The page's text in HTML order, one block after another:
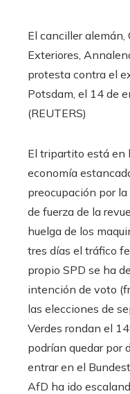
El canciller
Exteriores,
protesta contra el
Potsdam, el 14 de
(REUTERS)
El tripartito está en
economía
preocupación por
de fuerza de la
huelga de los
tres días el tráfico
propio SPD se ha
intención de voto
las elecciones de
Verdes rondan el
podrían quedar por
entrar en el
AfD ha ido